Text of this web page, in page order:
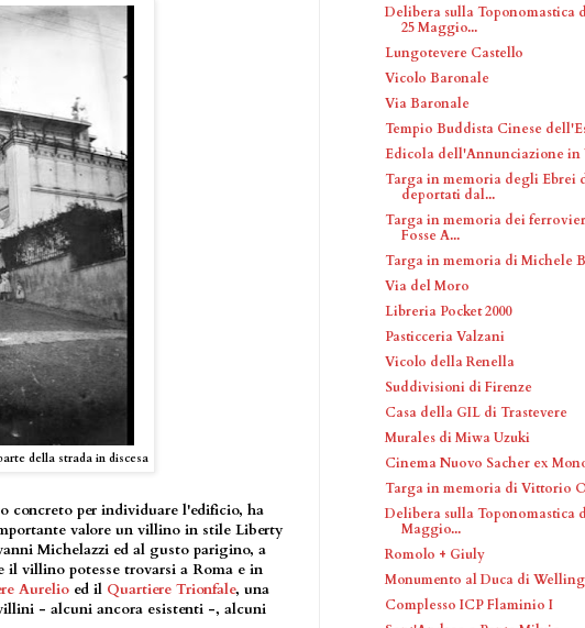
della strada in discesa
concreto per individuare l'edificio, ha
valore un villino in stile Liberty
Michelazzi ed al gusto parigino, a
il villino potesse trovarsi a Roma e in
Aurelio ed il Quartiere Trionfale, una
- alcuni ancora esistenti -, alcuni
Delibera sulla Toponomastica
25 Maggio...
Lungotevere Castello
Vicolo Baronale
Via Baronale
Tempio Buddista Cinese
Edicola dell'Annunciazione in
Targa in memoria degli Ebrei
deportati dal...
Targa in memoria dei
Fosse A...
Targa in memoria di Michele
Via del Moro
Libreria Pocket 2000
Pasticceria Valzani
Vicolo della Renella
Suddivisioni di Firenze
Casa della GIL di Trastevere
Murales di Miwa Uzuki
Cinema Nuovo Sacher ex
Targa in memoria di Vittorio
Delibera sulla Toponomastica
Maggio...
Romolo + Giuly
Monumento al Duca di
Complesso ICP Flaminio I